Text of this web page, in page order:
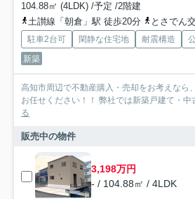
104.88㎡ (4LDK) /予定 /2階建
土讃線「朝倉」駅 徒歩20分
とさでん交
駐車2台可 閑静な住宅地 耐震構造
新築
高知市周辺で不動産購入・売却をお考えなら
お任せください！！ 弊社では新築戸建て・中
る
販売中の物件
3,198万円
- / 104.88㎡ / 4LDK